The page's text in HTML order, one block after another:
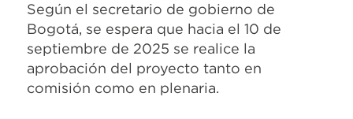
Según el secretario de gobierno de
Bogotá, se espera que hacia el 10 de
septiembre de 2025 se realice la
aprobación del proyecto tanto en
comisión como en plenaria.